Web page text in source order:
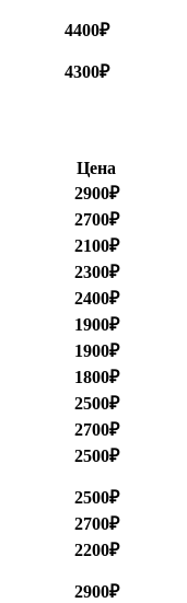
4400₽
4300₽
Цена
2900₽
2700₽
2100₽
2300₽
2400₽
1900₽
1900₽
1800₽
2500₽
2700₽
2500₽
2500₽
2700₽
2200₽
2900₽